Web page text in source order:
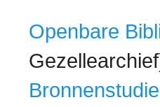
Openbare
Bronnenstudie